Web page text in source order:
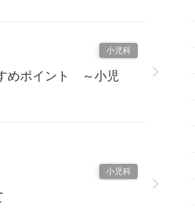
小児科
めポイント ～小児
小児科